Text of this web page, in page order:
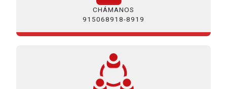
CHÁMANOS
915068918-8919